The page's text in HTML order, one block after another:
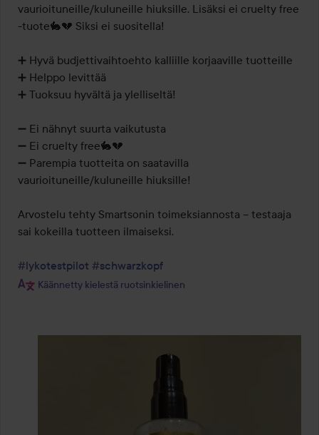
vaurioituneille/kuluneille hiuksille. Lisäksi ei cruelty free
-tuote🐇💔 Siksi ei suositella!
➕️ Hyvä budjettivaihtoehto kalliille korjaaville tuotteille
➕️ Helppo levittää
➕️ Tuoksuu hyvältä ja ylelliseltä!
➖️ Ei nähnyt suurta vaikutusta
➖️ Ei cruelty free🐇💔
➖️ Parempia tuotteita on saatavilla
vaurioituneille/kuluneille hiuksille!
Arvostelu tehty Smartsonin toimeksiannosta – testaaja
sai kokeilla tuotteen ilmaiseksi.
#lykotestpilot #schwarzkopf
Käännetty kielestä ruotsinkielinen